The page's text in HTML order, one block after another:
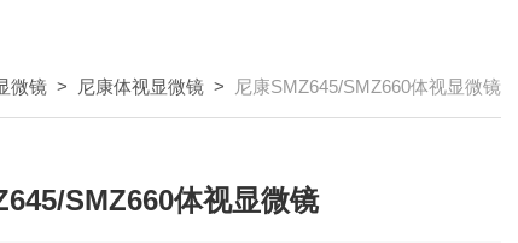
微镜 > 尼康体视显微镜 > 尼康SMZ645/SMZ660体视显微镜
SMZ660体视显微镜